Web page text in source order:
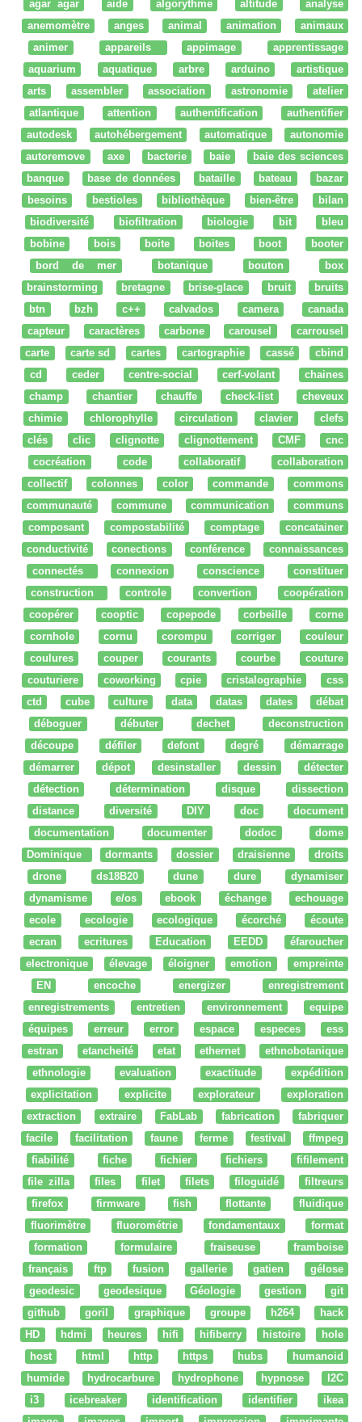
agar agar
aide algorythme altitude
analyse
anemomètre
anges animal animation
animaux
animer
appareils appimage
apprentissage
aquarium
aquatique arbre arduino
artistique
arts
assembler association astronomie
atelier
atlantique
attention authentification
authentifier
autodesk
autohébergement automatique
autonomie
autoremove
axe bacterie baie
baie des sciences
banque
base de données bataille bateau
bazar
besoins
bestioles bibliothèque bien-être
bilan
biodiversité
biofiltration biologie bit
bleu
bobine
bois boite boites boot
booter
bord de mer
botanique bouton
box
brainstorming
bretagne brise-glace bruit
bruits
btn
bzh c++ calvados camera
canada
capteur
caractères carbone carousel
carrousel
carte
carte sd cartes cartographie cassé
cbind
cd
ceder centre-social cerf-volant
chaines
champ
chantier chauffe check-list
cheveux
chimie
chlorophylle circulation clavier
clefs
clés
clic clignotte clignottement CMF
cnc
cocréation
code collaboratif
collaboration
collectif
colonnes color commande
commons
communauté
commune communication
communs
composant
compostabilité comptage
concatainer
conductivité
conections conférence
connaissances
connectés
connexion conscience
constituer
construction
controle convertion
coopération
coopérer
cooptic copepode corbeille
corne
cornhole
cornu corompu corriger
couleur
coulures
couper courants courbe
couture
couturiere
coworking cpie cristalographie
css
ctd
cube culture data datas dates
débat
déboguer
débuter dechet
deconstruction
découpe
défiler defont degré
démarrage
démarrer
dépot desinstaller dessin
détecter
détection
détermination disque
dissection
distance
diversité DIY doc
document
documentation
documenter dodoc
dome
Dominique
dormants dossier draisienne
droits
drone
ds18B20 dune dure
dynamiser
dynamisme
e/os ebook échange
echouage
ecole
ecologie ecologique écorché
écoute
ecran
ecritures Education EEDD
éfaroucher
electronique
élevage éloigner emotion
empreinte
EN
encoche energizer
enregistrement
enregistrements
entretien environnement
equipe
équipes
erreur error espace especes
ess
estran
etancheité etat ethernet
ethnobotanique
ethnologie
evaluation exactitude
expédition
explicitation
explicite explorateur
exploration
extraction
extraire FabLab fabrication
fabriquer
facile
facilitation faune ferme festival
ffmpeg
fiabilité
fiche fichier fichiers
fifilement
file zilla
files filet filets filoguidé
filtreurs
firefox
firmware fish flottante
fluidique
fluorimètre
fluorométrie fondamentaux
format
formation
formulaire fraiseuse
framboise
français
ftp fusion gallerie gatien
gélose
geodesic
geodesique Géologie gestion
git
github
goril graphique groupe h264
hack
HD
hdmi heures hifi hifiberry histoire
hole
host
html http https hubs
humanoid
humide
hydrocarbure hydrophone hypnose
I2C
i3
icebreaker identification identifier
ikea